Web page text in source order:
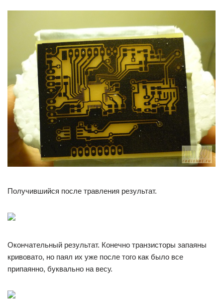
Получившийся после травления результат.
Окончательный результат. Конечно транзисторы запаяны
кривовато, но паял их уже после того как было все
припаянно, буквально на весу.